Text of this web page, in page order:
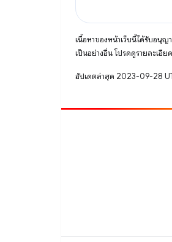
เนื้อหาของหน้าเว็บนี้ได้รับอนุญ
เป็นอย่างอื่น โปรดดูรายละเอีย
อัปเดตล่าสุด 2023-09-28